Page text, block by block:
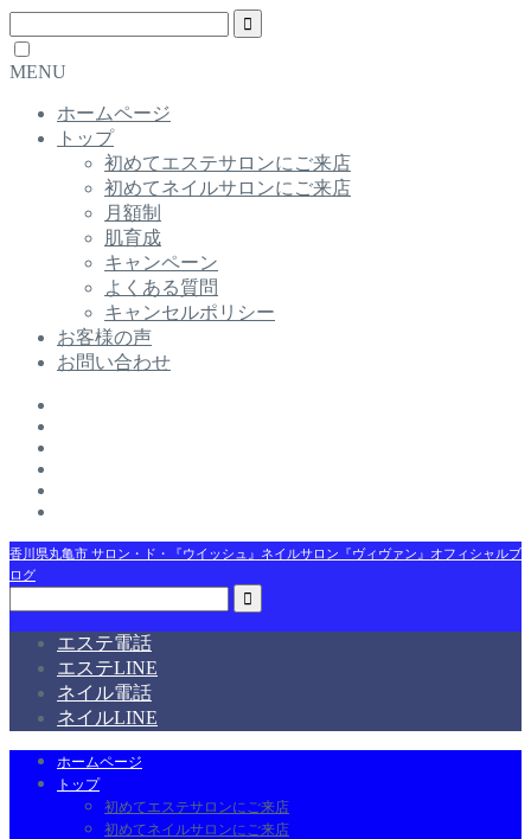
MENU
ホームページ
トップ
初めてエステサロンにご来店
初めてネイルサロンにご来店
月額制
肌育成
キャンペーン
よくある質問
キャンセルポリシー
お客様の声
お問い合わせ
香川県丸亀市 サロン・ド・『ウイッシュ』ネイルサロン『ヴィヴァン』オフィシャルブ
ログ
エステ電話
エステLINE
ネイル電話
ネイルLINE
ホームページ
トップ
初めてエステサロンにご来店
初めてネイルサロンにご来店